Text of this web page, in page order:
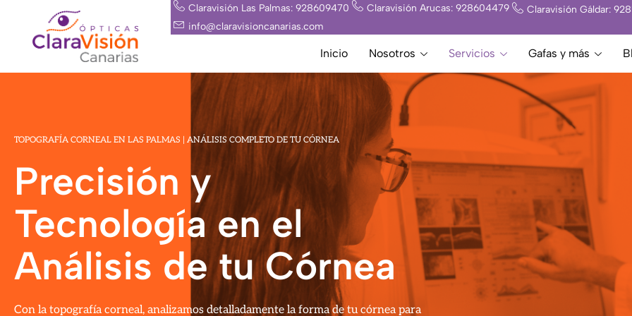
contenido
Claravisión Las Palmas: 928609470 Claravisión Arucas: 928604479
Claravisión Gáldar:
info@claravisioncanarias.com
Inicio Nosotros Servicios Gafas y más
TOPOGRAFÍA CORNEAL EN LAS PALMAS | ANÁLISIS COMPLETO DE TU CÓRNEA
Precisión y
Tecnología en el
Análisis de tu Córnea
Con la topografía corneal, analizamos detalladamente la forma de tu córnea para